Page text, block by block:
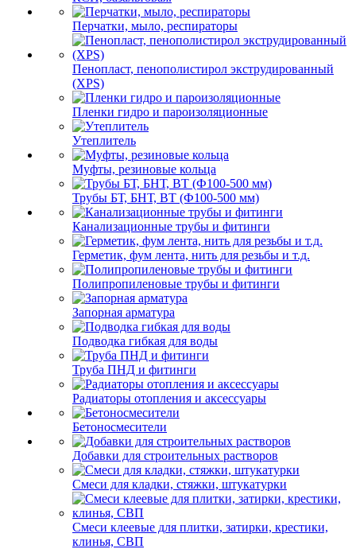
Перчатки, мыло, респираторы
Пенопласт, пенополистирол экструдированный
(XPS)
Пленки гидро и пароизоляционные
Утеплитель
Муфты, резиновые кольца
Трубы БТ, БНТ, ВТ (Ф100-500 мм)
Канализационные трубы и фитинги
Герметик, фум лента, нить для резьбы и т.д.
Полипропиленовые трубы и фитинги
Запорная арматура
Подводка гибкая для воды
Труба ПНД и фитинги
Радиаторы отопления и аксессуары
Бетоносмесители
Добавки для строительных растворов
Смеси для кладки, стяжки, штукатурки
Смеси клеевые для плитки, затирки, крестики,
клинья, СВП